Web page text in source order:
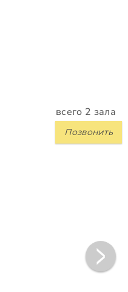
всего 2 зала
Позвонить